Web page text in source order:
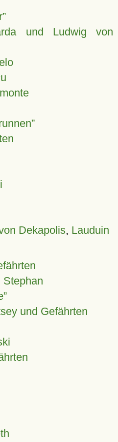
und Ludwig von
Dekapolis, Lauduin
Stephan
und Gefährten